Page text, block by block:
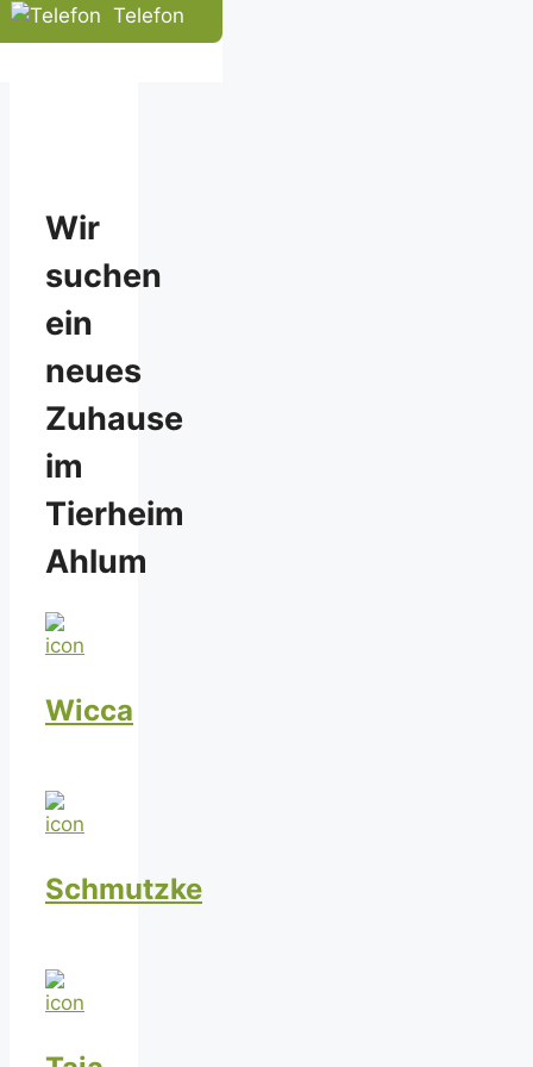
human. Telefon
Wir
suchen
ein
neues
Zuhause
im
Tierheim
Ahlum
Wicca
Schmutzke